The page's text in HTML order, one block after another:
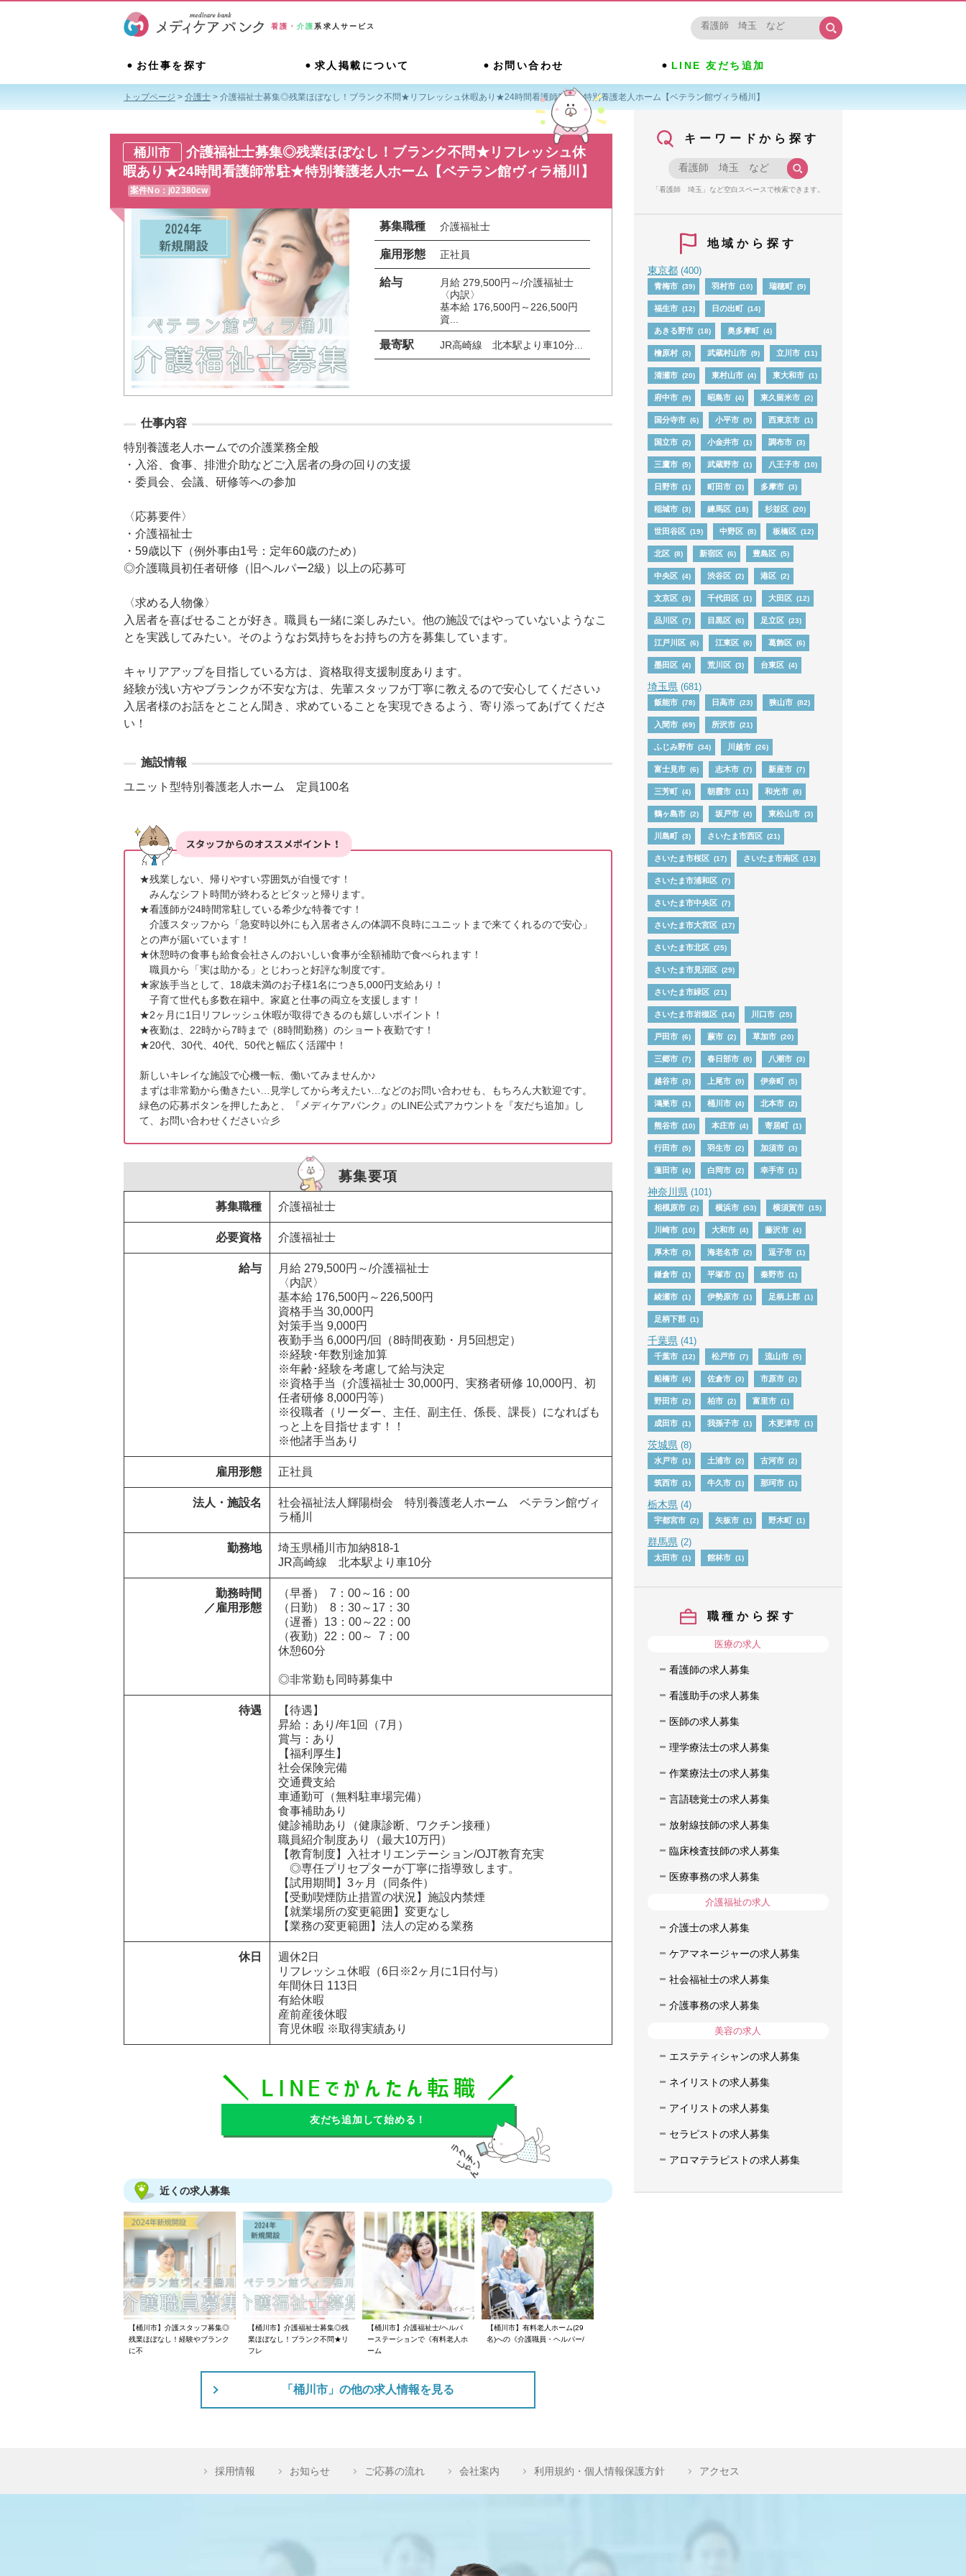
看護・介護 系求人サービス
お仕事を探す 求人掲載について お問い合わせ LINE 友だち追加
トップページ > 介護士 > 介護福祉士募集◎残業ほぼなし！ブランク不問★リフレッシュ休暇あり★24時間看護師常駐★特別養護老人ホーム【ベテラン館ヴィラ桶川】
桶川市
介護福祉士募集◎残業ほぼなし！ブランク不問★リフレッシュ休
暇あり★24時間看護師常駐★特別養護老人ホーム【ベテラン館ヴィラ桶川】
案件No：j02380cw
募集職種 介護福祉士
雇用形態 正社員
給与
月給 279,500円～/介護福祉士
〈内訳〉
基本給 176,500円～226,500円
資...
最寄駅 JR高崎線　北本駅より車10分...
仕事内容
特別養護老人ホームでの介護業務全般
・入浴、食事、排泄介助などご入居者の身の回りの支援
・委員会、会議、研修等への参加
〈応募要件〉
・介護福祉士
・59歳以下（例外事由1号：定年60歳のため）
◎介護職員初任者研修（旧ヘルパー2級）以上の応募可
〈求める人物像〉
入居者を喜ばせることが好き。職員も一緒に楽しみたい。他の施設ではやっていないようなこ
とを実践してみたい。そのようなお気持ちをお持ちの方を募集しています。
キャリアアップを目指している方は、資格取得支援制度あります。
経験が浅い方やブランクが不安な方は、先輩スタッフが丁寧に教えるので安心してください♪
入居者様のお話をとことん聞き、求めていることを実現できるよう、寄り添ってあげてくださ
い！
施設情報
ユニット型特別養護老人ホーム　定員100名
★残業しない、帰りやすい雰囲気が自慢です！
みんなシフト時間が終わるとピタッと帰ります。
★看護師が24時間常駐している希少な特養です！
介護スタッフから「急変時以外にも入居者さんの体調不良時にユニットまで来てくれるので安心」
との声が届いています！
★休憩時の食事も給食会社さんのおいしい食事が全額補助で食べられます！
職員から「実は助かる」とじわっと好評な制度です。
★家族手当として、18歳未満のお子様1名につき5,000円支給あり！
子育て世代も多数在籍中。家庭と仕事の両立を支援します！
★2ヶ月に1日リフレッシュ休暇が取得できるのも嬉しいポイント！
★夜勤は、22時から7時まで（8時間勤務）のショート夜勤です！
★20代、30代、40代、50代と幅広く活躍中！
新しいキレイな施設で心機一転、働いてみませんか♪
まずは非常勤から働きたい…見学してから考えたい…などのお問い合わせも、もちろん大歓迎です。
緑色の応募ボタンを押したあと、『メディケアバンク』のLINE公式アカウントを『友だち追加』し
て、お問い合わせください☆彡
募集要項
募集職種 介護福祉士
必要資格 介護福祉士
給与
月給 279,500円～/介護福祉士
〈内訳〉
基本給 176,500円～226,500円
資格手当 30,000円
対策手当 9,000円
夜勤手当 6,000円/回（8時間夜勤・月5回想定）
※経験･年数別途加算
※年齢･経験を考慮して給与決定
※資格手当（介護福祉士 30,000円、実務者研修 10,000円、初
任者研修 8,000円等）
※役職者（リーダー、主任、副主任、係長、課長）になればも
っと上を目指せます！！
※他諸手当あり
雇用形態 正社員
法人・施設名
社会福祉法人輝陽樹会　特別養護老人ホーム　ベテラン館ヴィ
ラ桶川
勤務地
埼玉県桶川市加納818-1
JR高崎線　北本駅より車10分
勤務時間
／雇用形態
（早番）  7：00～16：00
（日勤）  8：30～17：30
（遅番）13：00～22：00
（夜勤）22：00～  7：00
休憩60分
◎非常勤も同時募集中
待遇
【待遇】
昇給：あり/年1回（7月）
賞与：あり
【福利厚生】
社会保険完備
交通費支給
車通勤可（無料駐車場完備）
食事補助あり
健診補助あり（健康診断、ワクチン接種）
職員紹介制度あり（最大10万円）
【教育制度】入社オリエンテーション/OJT教育充実
◎専任プリセプターが丁寧に指導致します。
【試用期間】3ヶ月（同条件）
【受動喫煙防止措置の状況】施設内禁煙
【就業場所の変更範囲】変更なし
【業務の変更範囲】法人の定める業務
休日
週休2日
リフレッシュ休暇（6日※2ヶ月に1日付与）
年間休日 113日
有給休暇
産前産後休暇
育児休暇 ※取得実績あり
友だち追加して始める！
近くの求人募集
【桶川市】介護スタッフ募集◎
残業ほぼなし！経験やブランク
に不
【桶川市】介護福祉士募集◎残
業ほぼなし！ブランク不問★リ
フレ
【桶川市】介護福祉士/ヘルパ
ーステーションで《有料老人ホ
ーム
【桶川市】有料老人ホーム(29
名)への《介護職員・ヘルパー/
「桶川市」の他の求人情報を見る
キーワードから探す
「看護師 埼玉」など空白スペースで検索できます。
地域から探す
東京都(400)
青梅市 (39) 羽村市 (10) 瑞穂町 (9)
福生市 (12) 日の出町 (14)
あきる野市 (18) 奥多摩町 (4)
檜原村 (3) 武蔵村山市 (9) 立川市 (11)
清瀬市 (20) 東村山市 (4) 東大和市 (1)
府中市 (9) 昭島市 (4) 東久留米市 (2)
国分寺市 (6) 小平市 (9) 西東京市 (1)
国立市 (2) 小金井市 (1) 調布市 (3)
三鷹市 (5) 武蔵野市 (1) 八王子市 (10)
日野市 (1) 町田市 (3) 多摩市 (3)
稲城市 (3) 練馬区 (18) 杉並区 (20)
世田谷区 (19) 中野区 (8) 板橋区 (12)
北区 (8) 新宿区 (6) 豊島区 (5)
中央区 (4) 渋谷区 (2) 港区 (2)
文京区 (3) 千代田区 (1) 大田区 (12)
品川区 (7) 目黒区 (6) 足立区 (23)
江戸川区 (6) 江東区 (6) 葛飾区 (6)
墨田区 (4) 荒川区 (3) 台東区 (4)
埼玉県(681)
飯能市 (78) 日高市 (23) 狭山市 (82)
入間市 (69) 所沢市 (21)
ふじみ野市 (34) 川越市 (26)
富士見市 (6) 志木市 (7) 新座市 (7)
三芳町 (4) 朝霞市 (11) 和光市 (8)
鶴ヶ島市 (2) 坂戸市 (4) 東松山市 (3)
川島町 (3) さいたま市西区 (21)
さいたま市桜区 (17) さいたま市南区 (13)
さいたま市浦和区 (7)
さいたま市中央区 (7)
さいたま市大宮区 (17)
さいたま市北区 (25)
さいたま市見沼区 (29)
さいたま市緑区 (21)
さいたま市岩槻区 (14) 川口市 (25)
戸田市 (6) 蕨市 (2) 草加市 (20)
三郷市 (7) 春日部市 (8) 八潮市 (3)
越谷市 (3) 上尾市 (9) 伊奈町 (5)
鴻巣市 (1) 桶川市 (4) 北本市 (2)
熊谷市 (10) 本庄市 (4) 寄居町 (1)
行田市 (5) 羽生市 (2) 加須市 (3)
蓮田市 (4) 白岡市 (2) 幸手市 (1)
神奈川県(101)
相模原市 (2) 横浜市 (53) 横須賀市 (15)
川崎市 (10) 大和市 (4) 藤沢市 (4)
厚木市 (3) 海老名市 (2) 逗子市 (1)
鎌倉市 (1) 平塚市 (1) 秦野市 (1)
綾瀬市 (1) 伊勢原市 (1) 足柄上郡 (1)
足柄下郡 (1)
千葉県(41)
千葉市 (12) 松戸市 (7) 流山市 (5)
船橋市 (4) 佐倉市 (3) 市原市 (2)
野田市 (2) 柏市 (2) 富里市 (1)
成田市 (1) 我孫子市 (1) 木更津市 (1)
茨城県(8)
水戸市 (1) 土浦市 (2) 古河市 (2)
筑西市 (1) 牛久市 (1) 那珂市 (1)
栃木県(4)
宇都宮市 (2) 矢板市 (1) 野木町 (1)
群馬県(2)
太田市 (1) 館林市 (1)
職種から探す
医療の求人
看護師の求人募集
看護助手の求人募集
医師の求人募集
理学療法士の求人募集
作業療法士の求人募集
言語聴覚士の求人募集
放射線技師の求人募集
臨床検査技師の求人募集
医療事務の求人募集
介護福祉の求人
介護士の求人募集
ケアマネージャーの求人募集
社会福祉士の求人募集
介護事務の求人募集
美容の求人
エステティシャンの求人募集
ネイリストの求人募集
アイリストの求人募集
セラピストの求人募集
アロマテラピストの求人募集
採用情報 お知らせ ご応募の流れ 会社案内 利用規約・個人情報保護方針 アクセス